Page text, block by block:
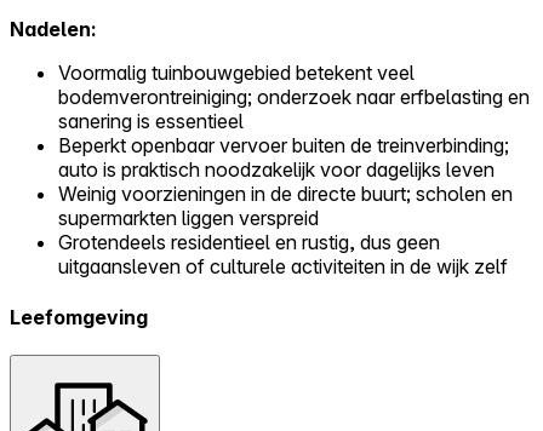
Nadelen:
Voormalig tuinbouwgebied betekent veel
bodemverontreiniging; onderzoek naar erfbelasting en
sanering is essentieel
Beperkt openbaar vervoer buiten de treinverbinding;
auto is praktisch noodzakelijk voor dagelijks leven
Weinig voorzieningen in de directe buurt; scholen en
supermarkten liggen verspreid
Grotendeels residentieel en rustig, dus geen
uitgaansleven of culturele activiteiten in de wijk zelf
Leefomgeving